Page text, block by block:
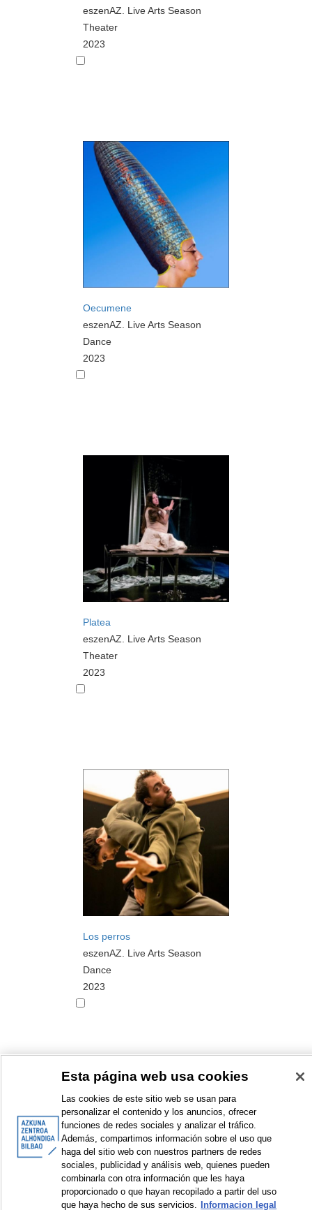
eszenAZ. Live Arts Season
Theater
2023
Oecumene
eszenAZ. Live Arts Season
Dance
2023
Platea
eszenAZ. Live Arts Season
Theater
2023
Los perros
eszenAZ. Live Arts Season
Dance
2023
Items sorted by: 1 to 10 of 12
© Azkuna Zentroa - Alhóndiga Bilbao
Esta página web usa cookies
Las cookies de este sitio web se usan para
personalizar el contenido y los anuncios, ofrecer
funciones de redes sociales y analizar el tráfico.
Además, compartimos información sobre el uso que
haga del sitio web con nuestros partners de redes
sociales, publicidad y análisis web, quienes pueden
combinarla con otra información que les haya
proporcionado o que hayan recopilado a partir del uso
que haya hecho de sus servicios.
Informacion legal